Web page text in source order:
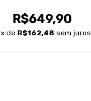
R$649,90
x de R$162,48 sem juros